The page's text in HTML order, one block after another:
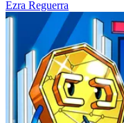
Ezra Reguerra